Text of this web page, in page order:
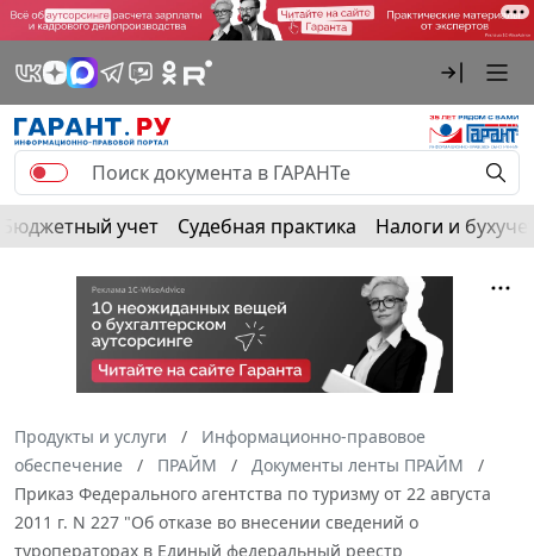
Бюджетный учет Судебная практика Налоги и
Продукты и услуги
Информационно-правовое
обеспечение
ПРАЙМ
Документы ленты ПРАЙМ
Приказ Федерального агентства по туризму от 22 августа
2011 г. N 227 "Об отказе во внесении сведений о
туроператорах в Единый федеральный реестр